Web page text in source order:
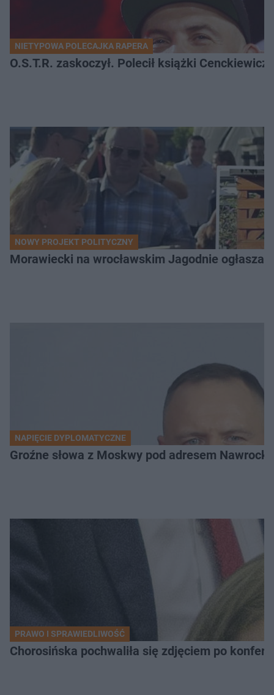
NIETYPOWA POLECAJKA RAPERA
O.S.T.R. zaskoczył. Polecił książki
NOWY PROJEKT POLITYCZNY
Morawiecki na wrocławskim Jagodnie ogłasza
NAPIĘCIE DYPLOMATYCZNE
Groźne słowa z Moskwy pod adresem
PRAWO I SPRAWIEDLIWOŚĆ
Chorosińska pochwaliła się zdjęciem po